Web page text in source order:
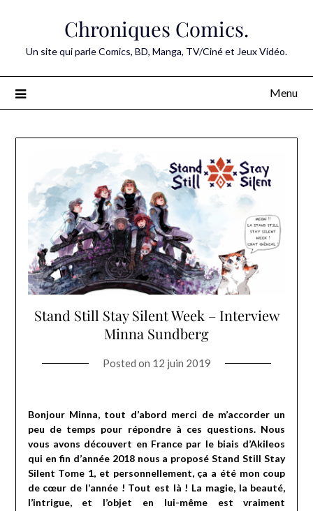
Chroniques Comics.
Un site qui parle Comics, BD, Manga, TV/Ciné et Jeux Vidéo.
Menu
Stand Still Stay Silent Week – Interview
Minna Sundberg
Posted on 12 juin 2019
Bonjour Minna, tout d’abord merci de m’accorder un
peu de temps pour répondre à ces questions. Nous
vous avons découvert en France par le biais d’Akileos
qui en fin d’année 2018 nous a proposé Stand Still Stay
Silent Tome 1, et personnellement, ça a été mon coup
de cœur de l’année ! Tout est là ! La magie, la beauté,
l’intrigue, et l’objet en lui-même est vraiment